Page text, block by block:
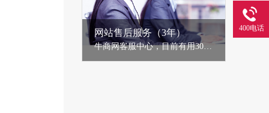
网站售后服务（3年）
牛商网客服中心，目前有用30多人的售后服务团队，为牛商网客服提供网络安全维护、网站优化调整、网站运营咨询指导等全方位落地服务。客服中心一直坚持注重服务体验，不断创新服务模式，完善服务流程，以客户见效为目的开展各项服务工作，得到牛商网广大客服的一致认可与欣赏！......
400电话